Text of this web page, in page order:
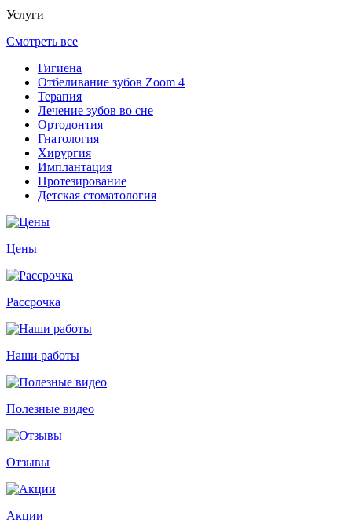
Услуги
Смотреть все
Гигиена
Отбеливание зубов Zoom 4
Терапия
Лечение зубов во сне
Ортодонтия
Гнатология
Хирургия
Имплантация
Протезирование
Детская стоматология
Цены
Рассрочка
Наши работы
Полезные видео
Отзывы
Акции